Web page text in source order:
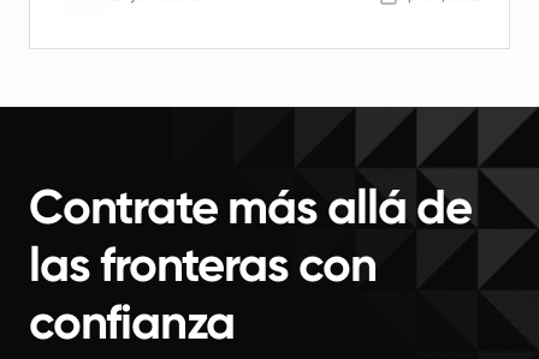
Contrate más allá de
las fronteras con
confianza